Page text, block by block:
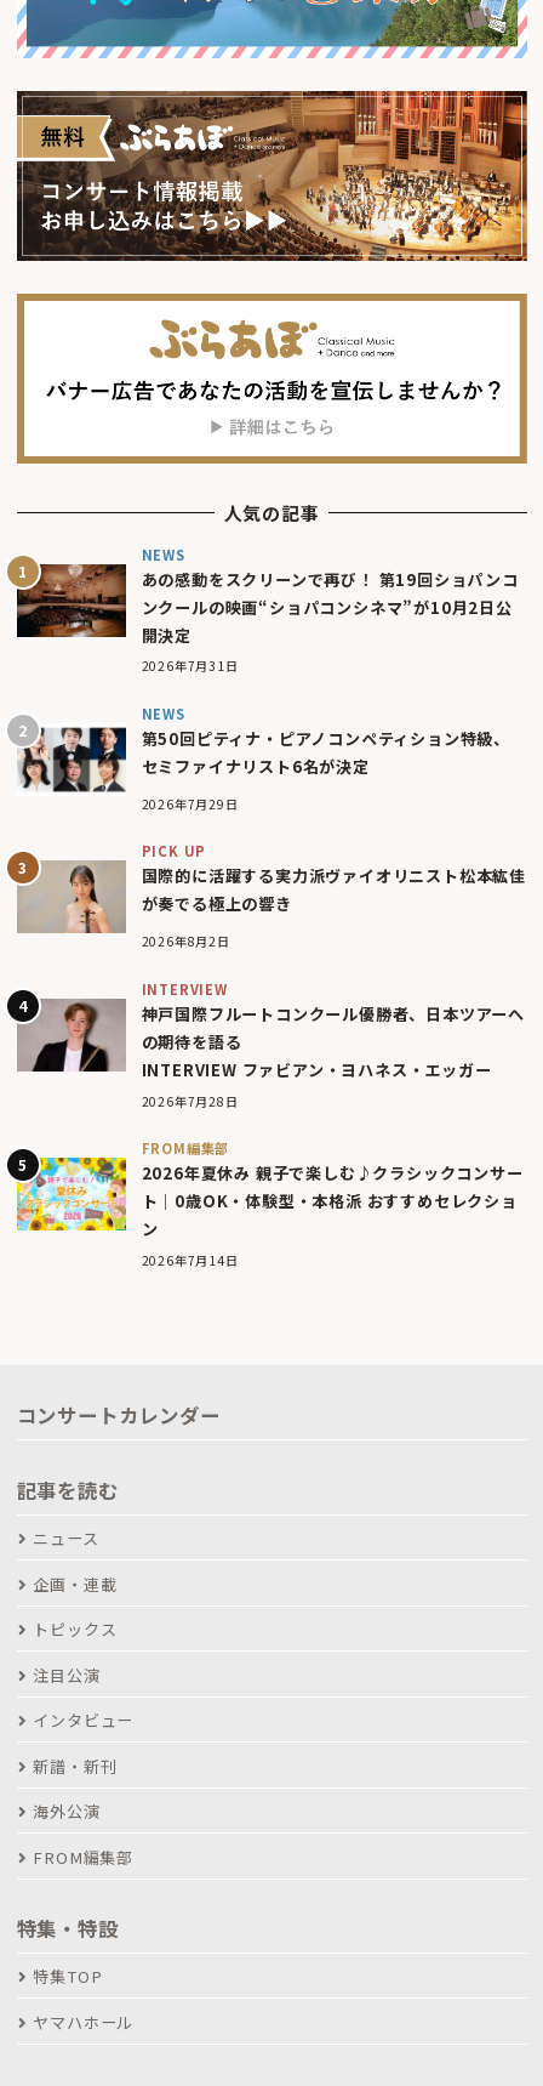
人気の記事
NEWS
あの感動をスクリーンで再び！ 第19回ショパンコ
ンクールの映画“ショパコンシネマ”が10月2日公
開決定
2026年7月31日
NEWS
第50回ピティナ・ピアノコンペティション特級、
セミファイナリスト6名が決定
2026年7月29日
PICK UP
国際的に活躍する実力派ヴァイオリニスト松本紘佳
が奏でる極上の響き
2026年8月2日
INTERVIEW
神戸国際フルートコンクール優勝者、日本ツアーへ
の期待を語る
INTERVIEW ファビアン・ヨハネス・エッガー
2026年7月28日
FROM編集部
2026年夏休み 親子で楽しむ♪クラシックコンサー
ト｜0歳OK・体験型・本格派 おすすめセレクショ
ン
2026年7月14日
コンサートカレンダー
記事を読む
ニュース
企画・連載
トピックス
注目公演
インタビュー
新譜・新刊
海外公演
FROM編集部
特集・特設
特集TOP
ヤマハホール